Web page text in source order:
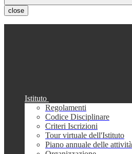
close
Istituto
Regolamenti
Codice Disciplinare
Criteri Iscrizioni
Tour virtuale dell'Istituto
Piano annuale delle attività